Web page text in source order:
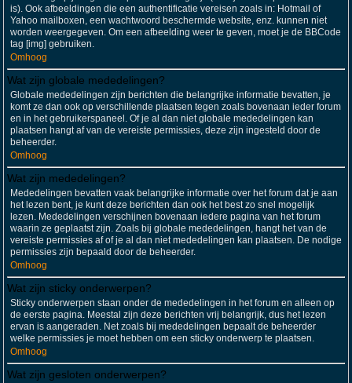
is). Ook afbeeldingen die een authentificatie vereisen zoals in: Hotmail of
Yahoo mailboxen, een wachtwoord beschermde website, enz. kunnen niet
worden weergegeven. Om een afbeelding weer te geven, moet je de BBCode
tag [img] gebruiken.
Omhoog
Wat zijn globale mededelingen?
Globale mededelingen zijn berichten die belangrijke informatie bevatten, je
komt ze dan ook op verschillende plaatsen tegen zoals bovenaan ieder forum
en in het gebruikerspaneel. Of je al dan niet globale mededelingen kan
plaatsen hangt af van de vereiste permissies, deze zijn ingesteld door de
beheerder.
Omhoog
Wat zijn mededelingen?
Mededelingen bevatten vaak belangrijke informatie over het forum dat je aan
het lezen bent, je kunt deze berichten dan ook het best zo snel mogelijk
lezen. Mededelingen verschijnen bovenaan iedere pagina van het forum
waarin ze geplaatst zijn. Zoals bij globale mededelingen, hangt het van de
vereiste permissies af of je al dan niet mededelingen kan plaatsen. De nodige
permissies zijn bepaald door de beheerder.
Omhoog
Wat zijn sticky onderwerpen?
Sticky onderwerpen staan onder de mededelingen in het forum en alleen op
de eerste pagina. Meestal zijn deze berichten vrij belangrijk, dus het lezen
ervan is aangeraden. Net zoals bij mededelingen bepaalt de beheerder
welke permissies je moet hebben om een sticky onderwerp te plaatsen.
Omhoog
Wat zijn gesloten onderwerpen?